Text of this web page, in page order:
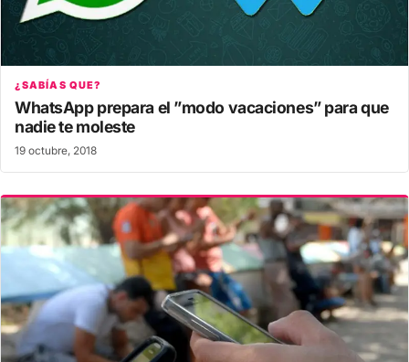
¿SABÍAS QUE?
WhatsApp prepara el ”modo vacaciones” para que
nadie te moleste
19 octubre, 2018